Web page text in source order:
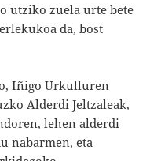
utziko zuela urte bete
da, bost
Iñigo Urkulluren
Alderdi Jeltzaleak,
lehen alderdi
nabarmen, eta